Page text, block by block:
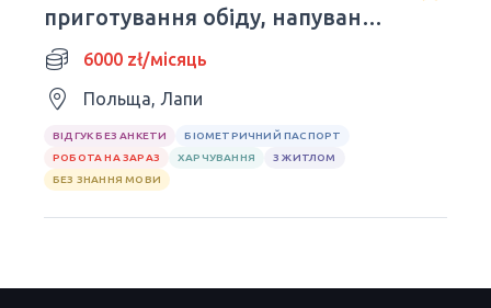
приготування обіду, напування
телят6000 zł/місяць
Польща, Лапи
ВІДГУК БЕЗ АНКЕТИ
БІОМЕТРИЧНИЙ ПАСПОРТ
РОБОТА НА ЗАРАЗ
ХАРЧУВАННЯ
З ЖИТЛОМ
БЕЗ ЗНАННЯ МОВИ